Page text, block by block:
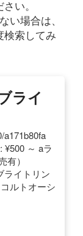
い。
い場合は、
検索してみ
ライ
a171b80fa
¥500 ～ aラ
有）
ライトリン
ルトオーシ